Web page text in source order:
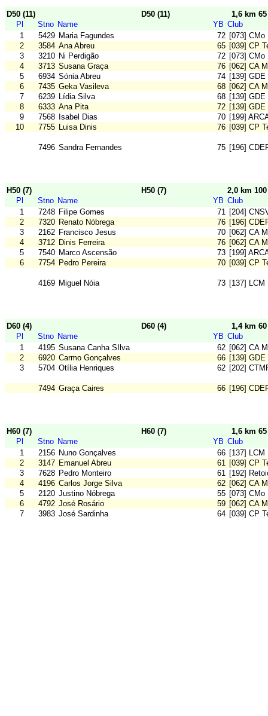
D50 (11) D50 (11)
1,6 km
Pl
Stno Name YB Club
1
5429 Maria Fagundes 72 [073] CMo
2
3584 Ana Abreu 65 [039] CP
3
3210 Ni Perdigão 72 [073] CMo
4
3713 Susana Graça 76 [062] CA
5
6934 Sónia Abreu 74 [139] GDE
6
7435 Geka Vasileva 68 [062] CA
7
6239 Lídia Silva 68 [139] GDE
8
6333 Ana Pita 72 [139] GDE
9
7568 Isabel Dias 70 [199]
10
7755 Luisa Dinis 76 [039] CP
7496 Sandra Fernandes 75 [196]
H50 (7) H50 (7)
2,0 km
Pl
Stno Name YB Club
1
7248 Filipe Gomes 71 [204]
2
7320 Renato Nóbrega 76 [196]
3
2162 Francisco Jesus 70 [062] CA
4
3712 Dinis Ferreira 76 [062] CA
5
7540 Marco Ascensão 73 [199]
6
7754 Pedro Pereira 70 [039] CP
4169 Miguel Nóia 73 [137] LCM
D60 (4) D60 (4)
1,4 km
Pl
Stno Name YB Club
1
4195 Susana Canha SIlva 62 [062] CA
2
6920 Carmo Gonçalves 66 [139] GDE
3
5704 Otília Henriques 62 [202]
7494 Graça Caires 66 [196]
H60 (7) H60 (7)
1,6 km
Pl
Stno Name YB Club
1
2156 Nuno Gonçalves 66 [137] LCM
2
3147 Emanuel Abreu 61 [039] CP
3
7628 Pedro Monteiro 61 [192]
4
4196 Carlos Jorge Silva 62 [062] CA
5
2120 Justino Nóbrega 55 [073] CMo
6
4792 José Rosário 59 [062] CA
7
3983 José Sardinha 64 [039] CP